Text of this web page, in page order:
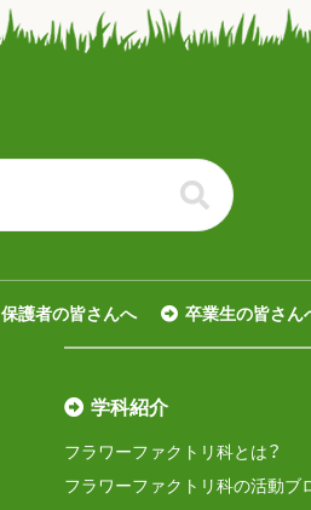
保護者の皆さんへ 卒業生の皆さん
学科紹介
フラワーファクトリ科とは？
フラワーファクトリ科の活動ブ